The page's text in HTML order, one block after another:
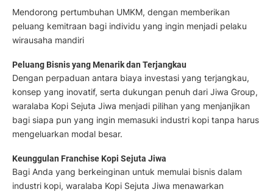
Mendorong pertumbuhan UMKM, dengan memberikan
peluang kemitraan bagi individu yang ingin menjadi pelaku
wirausaha mandiri
Peluang Bisnis yang Menarik dan Terjangkau
Dengan perpaduan antara biaya investasi yang terjangkau,
konsep yang inovatif, serta dukungan penuh dari Jiwa Group,
waralaba Kopi Sejuta Jiwa menjadi pilihan yang menjanjikan
bagi siapa pun yang ingin memasuki industri kopi tanpa harus
mengeluarkan modal besar.
Keunggulan Franchise Kopi Sejuta Jiwa
Bagi Anda yang berkeinginan untuk memulai bisnis dalam
industri kopi, waralaba Kopi Sejuta Jiwa menawarkan